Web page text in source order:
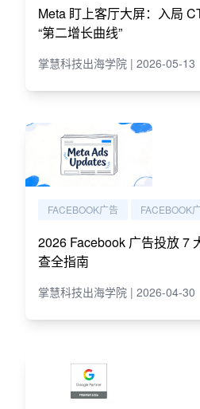
Meta 盯上客厅大屏：入局
“第二增长曲线”
掌慧科技出海学院 | 2026-05-13
FACEBOOK广告 FACEBOOK
2026 Facebook 广告投放 7
查全指南
掌慧科技出海学院 | 2026-04-30